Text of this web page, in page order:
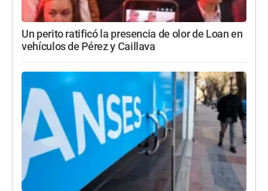
Un perito ratificó la presencia de olor de Loan en
vehículos de Pérez y Caillava